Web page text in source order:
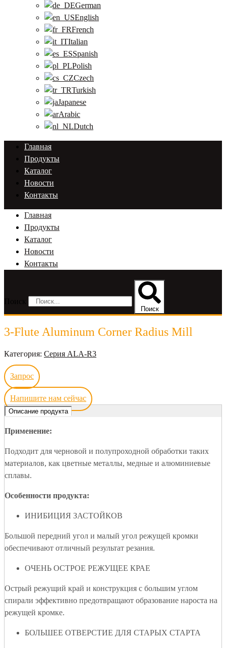
German
English
French
Italian
Spanish
Polish
Czech
Turkish
Japanese
Arabic
Dutch
Главная
Продукты
Каталог
Новости
Контакты
Главная
Продукты
Каталог
Новости
Контакты
Поиск
3-Flute Aluminum Corner Radius Mill
Категория: Серия ALA-R3
Запрос
Напишите нам сейчас
Описание продукта
Применение:
Подходит для черновой и полупроходной обработки таких
материалов, как цветные металлы, медные и алюминиевые
сплавы.
Особенности продукта:
ИНИБИЦИЯ ЗАСТОЙКОВ
Большой передний угол и малый угол режущей кромки
обеспечивают отличный результат резания.
ОЧЕНЬ ОСТРОЕ РЕЖУЩЕЕ КРАЕ
Острый режущий край и конструкция с большим углом
спирали эффективно предотвращают образование нароста на
режущей кромке.
БОЛЬШЕЕ ОТВЕРСТИЕ ДЛЯ СТАРЫХ СТАРТА